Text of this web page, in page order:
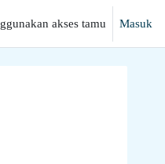
akses tamu Masuk